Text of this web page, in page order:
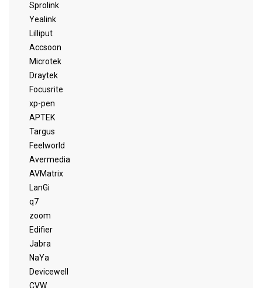
Sprolink
Yealink
Lilliput
Accsoon
Microtek
Draytek
Focusrite
xp-pen
APTEK
Targus
Feelworld
Avermedia
AVMatrix
LanGi
q7
zoom
Edifier
Jabra
NaYa
Devicewell
CVW